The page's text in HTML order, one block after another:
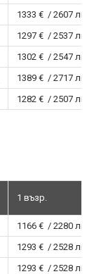
1333 € / 2607 лв.
1297 € / 2537 лв.
1302 € / 2547 лв.
1389 € / 2717 лв.
1282 € / 2507 лв.
1 възр.
1166 € / 2280 лв.
1293 € / 2528 лв.
1293 € / 2528 лв.